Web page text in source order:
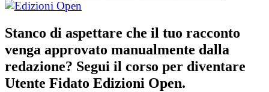
Stanco di aspettare che il tuo racconto
venga approvato manualmente dalla
redazione? Segui il corso per diventare
Utente Fidato Edizioni Open.